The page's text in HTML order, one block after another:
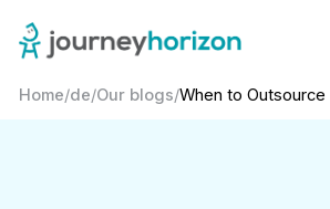
Home/de/Our blogs/When to Outsource